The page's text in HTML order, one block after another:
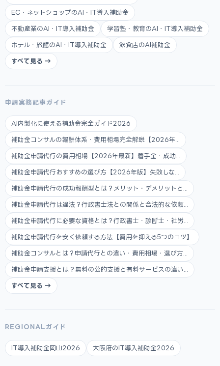
EC・ネットショップのAI・IT導入補助金
不動産業のAI・IT導入補助金 学習塾・教育のAI・IT導入補助金
ホテル・旅館のAI・IT導入補助金 飲食店のAI補助金
すべて見る →
申請実務記事ガイド
AI内製化に使える補助金完全ガイド2026
補助金コンサルの報酬体系・費用相場完全解説【2026年...
補助金申請代行の費用相場【2026年最新】着手金・成功...
補助金申請代行おすすめの選び方【2026年版】失敗しな...
補助金申請代行の成功報酬型とは？メリット・デメリットと...
補助金申請代行は違法？行政書士法との関係と合法的な依頼...
補助金申請代行に必要な資格とは？行政書士・診断士・社労...
補助金申請代行を安く依頼する方法【費用を抑える5つのコツ】
補助金コンサルとは？申請代行との違い・費用相場・選び方...
補助金申請支援とは？無料の公的支援と有料サービスの違い...
すべて見る →
REGIONALガイド
IT導入補助金岡山2026 大阪府のIT導入補助金2026